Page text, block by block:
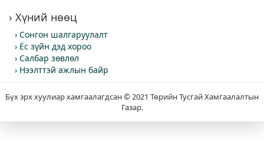
Хүний нөөц
Сонгон шалгаруулалт
Ёс зүйн дэд хороо
Салбар зөвлөл
Нээлттэй ажлын байр
Бүх эрх хуулиар хамгаалагдсан © 2021 Төрийн Тусгай Хамгаалалтын
Газар.